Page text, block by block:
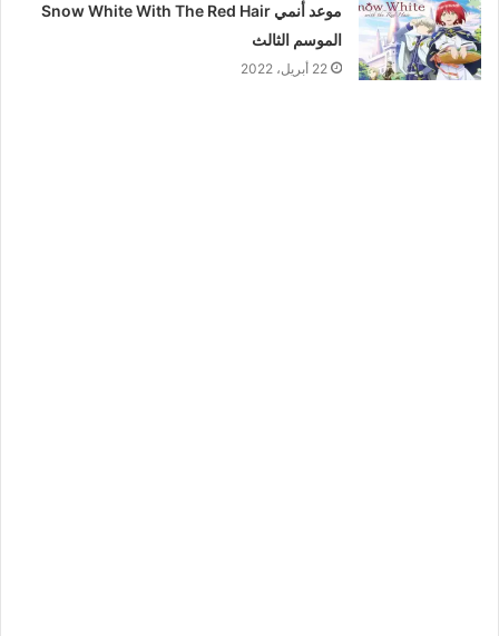
موعد أنمي Snow White With The Red Hair
الموسم الثالث
22 أبريل، 2022